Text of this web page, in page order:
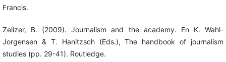
Francis.
Zelizer, B. (2009). Journalism and the academy. En K. Wahl-
Jorgensen & T. Hanitzsch (Eds.), The handbook of journalism
studies (pp. 29-41). Routledge.